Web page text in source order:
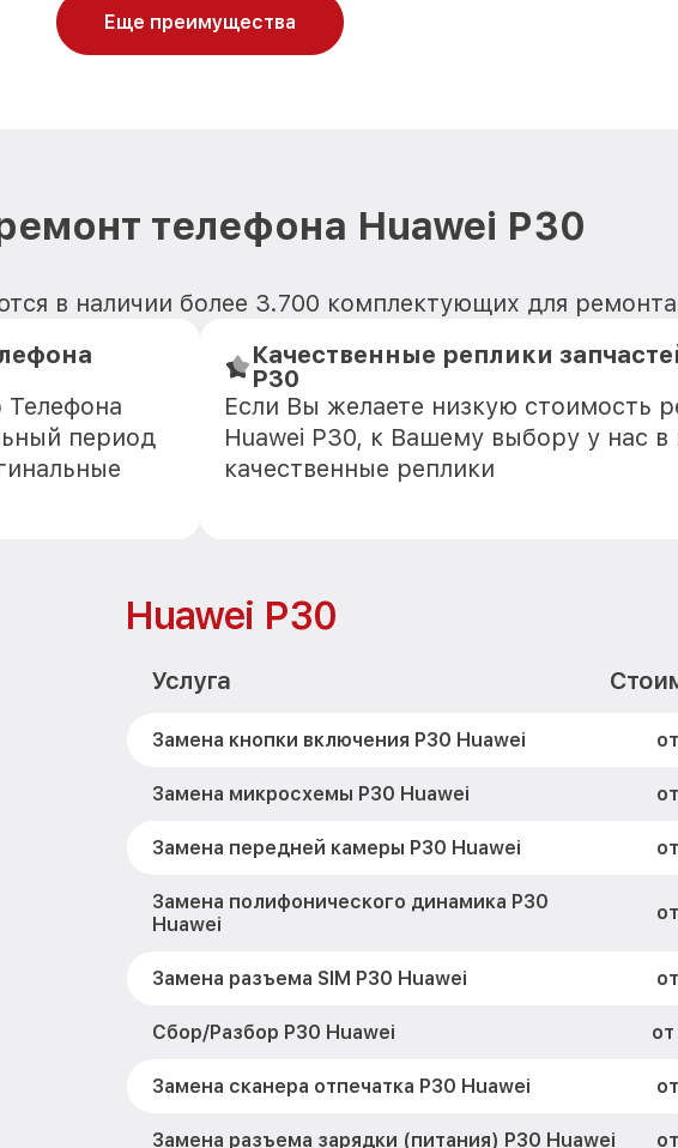
Еще преимущества
телефона Huawei P30
в наличии более 3.700 комплектующих для
Телефона
период
Качественные реплики
P30
Если Вы желаете низкую стоимость
Huawei P30, к Вашему выбору у нас в
качественные реплики
Huawei P30
Услуга
Замена кнопки включения P30 Huawei
Замена микросхемы P30 Huawei
Замена передней камеры P30 Huawei
Замена полифонического динамика P30
Huawei
Замена разъема SIM P30 Huawei
Сбор/Разбор P30 Huawei
Замена сканера отпечатка P30 Huawei
Замена разъема зарядки (питания) P30 Huawei